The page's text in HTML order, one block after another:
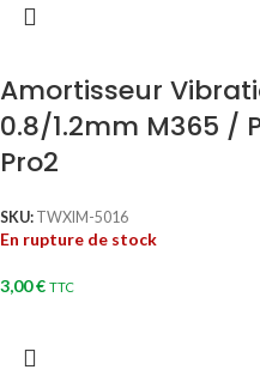
Amortisseur
0.8/1.2mm M365 /
Pro2
SKU: TWXIM-5016
En rupture de stock
3,00€ TTC